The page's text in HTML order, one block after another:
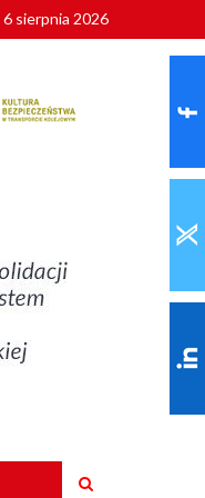
sierpnia 2026